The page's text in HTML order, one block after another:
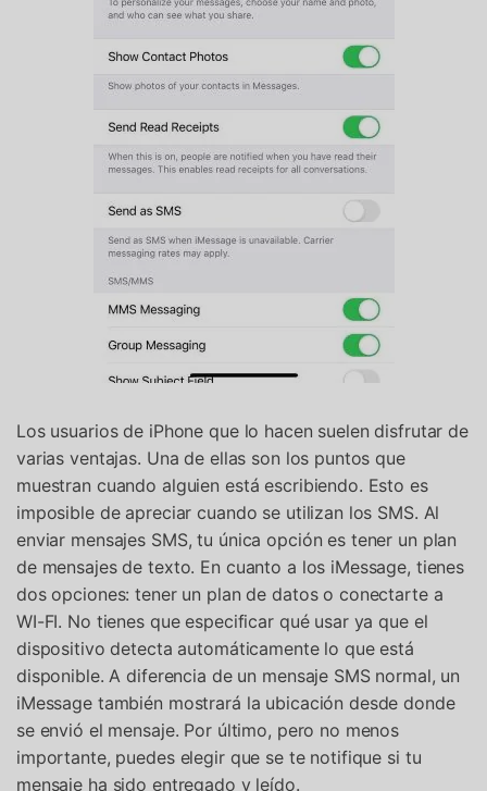
Los usuarios de iPhone que lo hacen suelen disfrutar de
varias ventajas. Una de ellas son los puntos que
muestran cuando alguien está escribiendo. Esto es
imposible de apreciar cuando se utilizan los SMS. Al
enviar mensajes SMS, tu única opción es tener un plan
de mensajes de texto. En cuanto a los iMessage, tienes
dos opciones: tener un plan de datos o conectarte a
WI-FI. No tienes que especificar qué usar ya que el
dispositivo detecta automáticamente lo que está
disponible. A diferencia de un mensaje SMS normal, un
iMessage también mostrará la ubicación desde donde
se envió el mensaje. Por último, pero no menos
importante, puedes elegir que se te notifique si tu
mensaje ha sido entregado y leído.